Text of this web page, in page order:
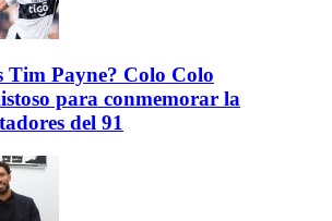
Tim Payne? Colo Colo
para conmemorar la
del 91